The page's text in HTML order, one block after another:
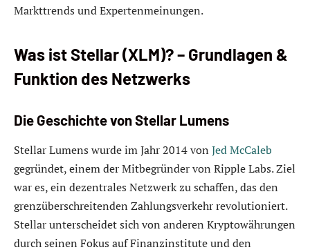
Markttrends und Expertenmeinungen.
Was ist Stellar (XLM)? – Grundlagen &
Funktion des Netzwerks
Die Geschichte von Stellar Lumens
Stellar Lumens wurde im Jahr 2014 von Jed McCaleb
gegründet, einem der Mitbegründer von Ripple Labs. Ziel
war es, ein dezentrales Netzwerk zu schaffen, das den
grenzüberschreitenden Zahlungsverkehr revolutioniert.
Stellar unterscheidet sich von anderen Kryptowährungen
durch seinen Fokus auf Finanzinstitute und den